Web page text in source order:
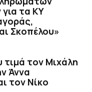
τα ΚΥ
Σκοπέλου»
τον Μιχάλη
Άννα
τον Νίκο